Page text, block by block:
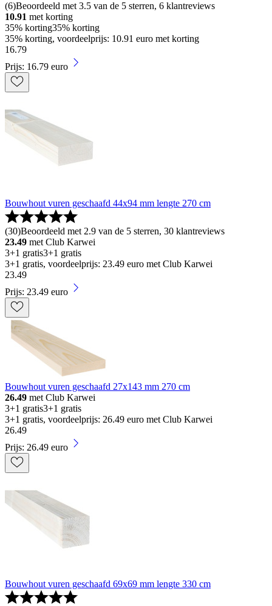
(6)Beoordeeld met 3.5 van de 5 sterren, 6 klantreviews
10.91 met korting
35% korting35% korting
35% korting, voordeelprijs: 10.91 euro met korting
16.79
Prijs: 16.79 euro
Bouwhout vuren geschaafd 44x94 mm lengte 270 cm
(30)Beoordeeld met 2.9 van de 5 sterren, 30 klantreviews
23.49 met Club Karwei
3+1 gratis3+1 gratis
3+1 gratis, voordeelprijs: 23.49 euro met Club Karwei
23.49
Prijs: 23.49 euro
Bouwhout vuren geschaafd 27x143 mm 270 cm
26.49 met Club Karwei
3+1 gratis3+1 gratis
3+1 gratis, voordeelprijs: 26.49 euro met Club Karwei
26.49
Prijs: 26.49 euro
Bouwhout vuren geschaafd 69x69 mm lengte 330 cm